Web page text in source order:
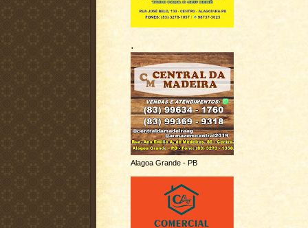
.
Alagoa Grande - PB